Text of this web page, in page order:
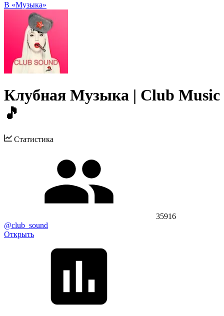
В «Музыка»
Клубная Музыка | Club Music
🎵
Статистика
35916
@club_sound
Открыть